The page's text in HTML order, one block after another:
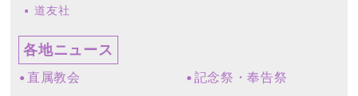
道友社
各地ニュース
直属教会
記念祭・奉告祭